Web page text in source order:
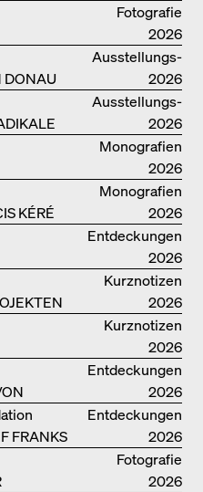
Fotografie
2026
Ausstellungs­
kataloge
DONAU
2026
Ausstellungs­
kataloge
2026
Monografien
2026
Monografien
KÉRÉ
2026
Entdeckungen
2026
Kurznotizen
2026
Kurznotizen
2026
Entdeckungen
2026
Entdeckungen
FRANKS
2026
Fotografie
2026